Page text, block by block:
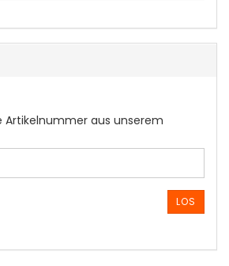
Artikelnummer aus unserem
LOS